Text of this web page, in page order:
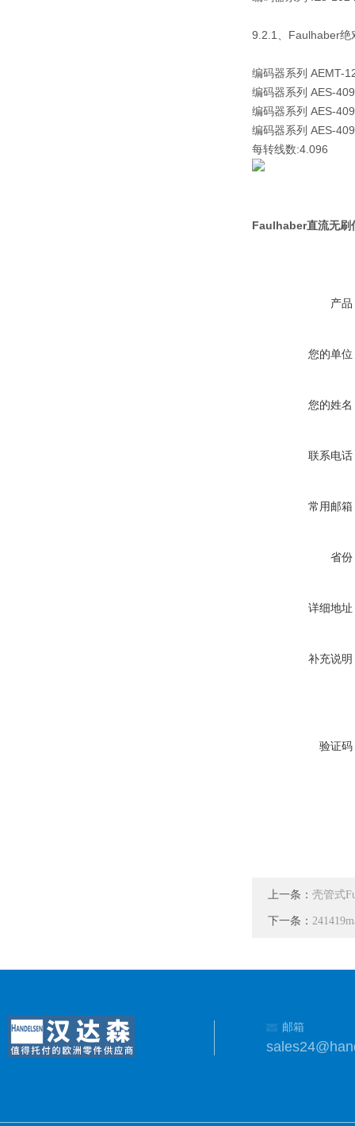
9.2.1、Faulhaber绝
编码器系列 AEMT-
编码器系列 AES-
编码器系列 AES-
编码器系列 AES-
每转线数:4.096
Faulhaber直流无刷
产品
您的单位
您的姓名
联系电话
常用邮箱
省份
详细地址
补充说明
验证码
上一条： 壳管式
下一条：
邮箱